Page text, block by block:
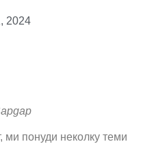
2024
ми понуди неколку теми